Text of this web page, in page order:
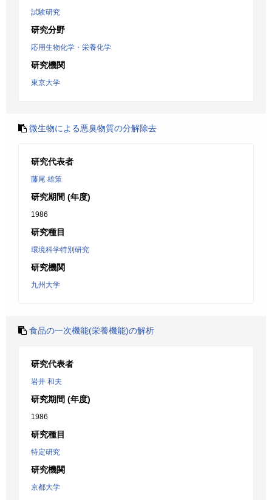
試験研究
研究分野
応用生物化学・栄養化学
研究機関
東京大学
微生物による悪臭物質の分解除去
研究代表者
藤尾 雄策
研究期間 (年度)
1986
研究種目
環境科学特別研究
研究機関
九州大学
食品の一次機能(栄養機能)の解析
研究代表者
岩井 和夫
研究期間 (年度)
1986
研究種目
特定研究
研究機関
京都大学